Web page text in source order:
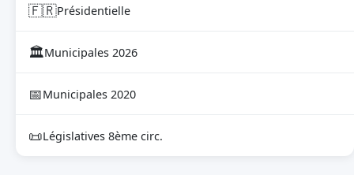
🇫🇷Présidentielle
🏛Municipales 2026
📅Municipales 2020
📜Législatives 8ème circ.